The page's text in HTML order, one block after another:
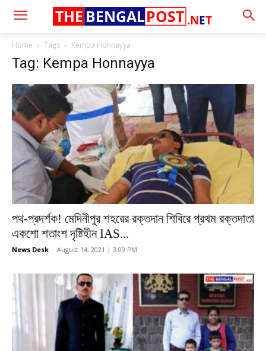
.NET
THE BENGALPOST
Home Tags Kempa Honnayya
Tag: Kempa Honnayya
পথ-প্রদর্শক! মেদিনীপুর শহরের রক্তদান শিবিরে প্রথম রক্তদাতা
একশো শতাংশ দৃষ্টিহীন IAS...
News Desk - August 14, 2021 | 3:09 PM